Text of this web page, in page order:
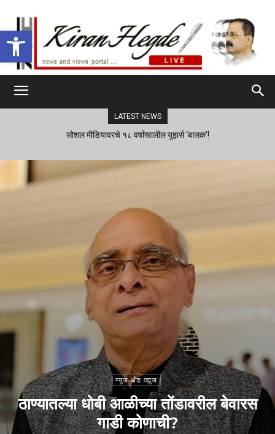
Open toolbar
LATEST NEWS
सोशल मीडियावरचे १८ वर्षांखालील युझर्स ‘बालक’!
न्यूज अँड व्ह्यूज
ठाण्यातल्या धोबी आळीच्या तोंडावरील बेवारस
गाडी कोणाची?